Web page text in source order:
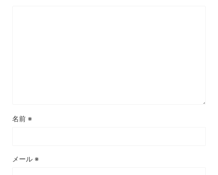
名前 ※
メール ※